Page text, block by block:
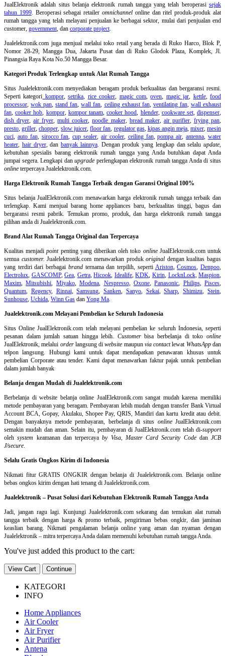
JualElektronik adalah situs belanja elektronik rumah tanggayang telah beroperasisejak
tahun 1999. Beroperasi sebagai retaileromnichannel online dan ritel produk-produk alat
rumah tangga yang telah melayani penjualan ke berbagai sektor, mulai dari penjualan end
customer, government, dan corporate project.
Jualelektronik.com juga menjual melalui toko retail yang berada di Ruko Harco, Blok P,
Nomor 28-29, Mangga Dua, Jakarta Pusat dan di Ruko Glodok Plaza, Komplek, Jl.
Pinangsia Raya Kota No.50 Mangga Besar.
Kategori Produk Terlengkap untuk Alat Rumah Tangga
Situs Jualelektronik.com menyediakan beragam produk berkualitas dan bergaransi resmi.
Seperti kategori kompor,setrika, rice cooker, magic com,oven, magic jar, kettle,food
processor,wok pan,stand fan,wall fan, ceiling exhaust fan, ventilating fan, wall exhaust
fan,cooker hob, kompor, kompor tanam,cooker hood, blender, cookware set,dispenser,
dish dryer,air fryer,multi cooker,noodle maker, bread maker, air purifier, frying pan,
presto,griller,chopper,slow juicer,floor fan, regulator gas, kipas angin meja, mixer,mesin
cuci, auto fan, sirocco fan,cup sealer,air cooler, ceiling fan,pompa air,antenna,water
heater, hair dryer, dan banyak lainnya. Dengan produk yang lengkap dan selalu update,
kebutuhan spesialis barang elektronik rumah tangga yang Anda butuhkan dapat Anda
jumpai segera. Lengkapi danupgrade perlengkapan elektronik rumah tangga Anda di situs
online terpercaya Jualelektronik.com.
Harga Elektronik Rumah Tangga Terbaik dengan Garansi Original 100%
Situs belanjaJualElektronik.com menawarkan harga elektronik rumah tangga terbaik dan
terlengkap. Kami menjual barang home appliances baru, berkualitas tinggi, bagus dan
bergaransi resmi pabrik. Temukan promo, produk, dan harga elektronik rumah tangga
pilihan anda di Jualelektronik.com.
Brand Alat Rumah Tangga Original dan Terpercaya
Kualitas menjadipointpenting yang diberikan oleh toko onlineJualElektronik.com untuk
semua customer. Jualelektronik.com menawarkan produkoriginal dengan kualitas bagus
yang terdiri dari berbagai brandternama dan terpilih, seperti Ariston,Cosmos,Denpoo,
Electrolux, GASCOMP,Gea, Getra,Hicook, Idealife,KDK, Kirin, LocknLock,Maspion,
Maxim,Mitsubishi, Miyako,Modena, Nespresso, Oxone,Panasonic, Philips, Pisces,
Quantum, Regency, Rinnai,Samsung,Sanken, Sanyo, Sekai,Sharp,Shimizu,Stein,
Sunhouse, Uchida, Winn Gas dan Yong Ma.
Jualelektronik.com Melayani Pembelian ke Seluruh Indonesia
Situs Online JualElektronik.com telah melayani pembelian ke seluruh Indonesia, seperti
pesanan dalam jumlah satuan hingga lebih. Customerbisa berbelanja di tokoonline
JualElektronik, melalui orderlangsung diwebsite maupun via contactlewat WhatsAppdan
telpon langsung. Hubungi kami untuk dapat mendapatkan penawaran khusus untuk
pembelian Corporate atau tender. Kami dapat menawarkan faktur pajak untuk pembelian
dalam jumlah banyak
Belanja dengan Mudah di Jualelektronik.com
Berbelanja diwebsite belanja online JualElektronik.com sangat mudah karena memiliki
metode pembayaran yang beragam. Pembayaran lebih mudah dengan transfer Bank Virtual
Account BCA, Gopay, Akulaku, Shopee Pay, QRIS, Mandiri dan kartu kredit atau debit.
Dengan banyaknya metode pembayaran, berbelanja di situs onlineJualElektronik.com
semakin mudah dan aman. Selain itu, pembayaran di JualElektronik.com telah di-support
olehsystem keamanan dan terpercayaby Visa, Master Card Security Codedan JCB
J/secure.
Selalu Gratis Ongkos Kirim di Indonesia
Nikmati fitur GRATIS ONGKIR dengan belanja di Jualelektronik.com. Belanja online
bebas ongkos kirim dengan hati tenang di Jualelektronik.com.
Jualelektronik – Pusat Solusi dari Kebutuhan Elektronik Rumah Tangga Anda
Jadi, jangan ragu lagi. Kunjungi Jualelektronik.com sekarang dan temukan alat rumah
tangga terbaik dengan harga & promo terbaik, pengiriman bebas ongkir, dan jaminan
keaslian barang. Nikmati pengalaman belanja online yang aman dan nyaman dengan
Jualelektronik – mitra terpercaya Anda dalam memenuhi kebutuhan rumah tangga Anda.
You've just added this product to the cart:
View Cart Continue
KATEGORI
INFO
Home Appliances
Air Cooler
Air Fryer
Air Purifier
Antena